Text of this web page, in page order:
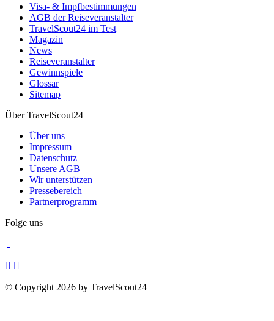
Visa- & Impfbestimmungen
AGB der Reiseveranstalter
TravelScout24 im Test
Magazin
News
Reiseveranstalter
Gewinnspiele
Glossar
Sitemap
Über TravelScout24
Über uns
Impressum
Datenschutz
Unsere AGB
Wir unterstützen
Pressebereich
Partnerprogramm
Folge uns
© Copyright 2026 by TravelScout24